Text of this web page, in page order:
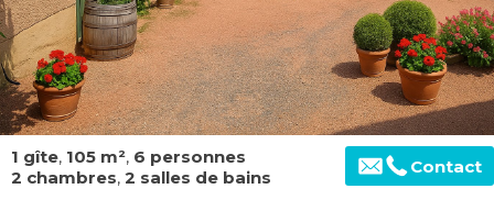
Contact
1 gîte, 105 m², 6 personnes
2 chambres, 2 salles de bains